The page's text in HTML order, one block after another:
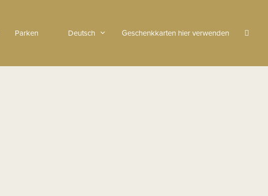
Parken Deutsch Geschenkkarten hier verwenden